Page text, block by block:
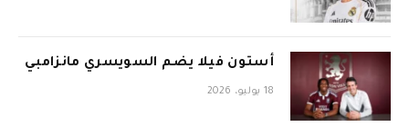
أستون فيلا يضم السويسري مانزامبي
18 يوليو، 2026